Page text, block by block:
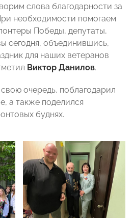
слова благодарности за
необходимости помогаем
Победы, депутаты,
сегодня, объединившись,
для наших ветеранов
Виктор Данилов.
очередь, поблагодарил
а также поделился
буднях.